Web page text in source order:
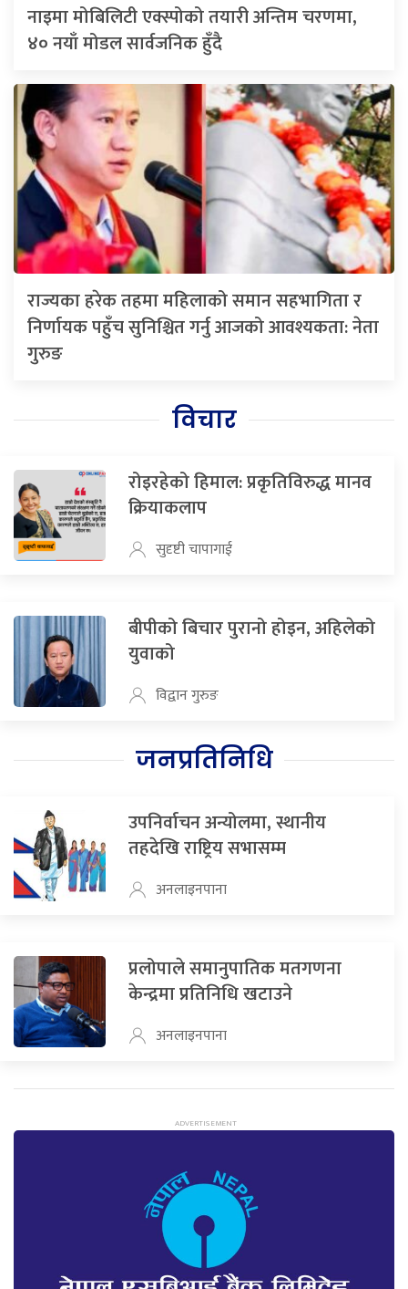
नाइमा मोबिलिटी एक्स्पोको तयारी अन्तिम चरणमा,
४० नयाँ मोडल सार्वजनिक हुँदै
राज्यका हरेक तहमा महिलाको समान सहभागिता र
निर्णायक पहुँच सुनिश्चित गर्नु आजको आवश्यकता: नेता
गुरुङ
विचार
रोइरहेको हिमाल: प्रकृतिविरुद्ध मानव
क्रियाकलाप
सुदृष्टी चापागाई
बीपीको बिचार पुरानो होइन, अहिलेको
युवाको
विद्वान गुरुङ
जनप्रतिनिधि
उपनिर्वाचन अन्योलमा, स्थानीय
तहदेखि राष्ट्रिय सभासम्म
अनलाइनपाना
प्रलोपाले समानुपातिक मतगणना
केन्द्रमा प्रतिनिधि खटाउने
अनलाइनपाना